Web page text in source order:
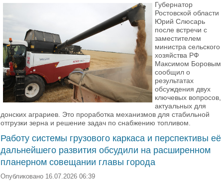
Губернатор
Ростовской области
Юрий Слюсарь
после встречи с
заместителем
министра сельского
хозяйства РФ
Максимом Боровым
сообщил о
результатах
обсуждения двух
ключевых вопросов,
актуальных для
донских аграриев. Это проработка механизмов для стабильной
отгрузки зерна и решение задач по снабжению топливом.
Работу системы грузового каркаса и перспективы её
дальнейшего развития обсудили на расширенном
планерном совещании главы города
Опубликовано 16.07.2026 06:39